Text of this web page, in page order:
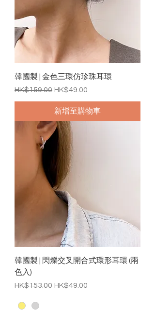
韓國製 | 金色三環仿珍珠耳環
一般價格
HK$159.00 促銷價格
HK$49.00
新增至購物車
韓國製 | 閃爍交叉開合式環形耳環 (兩
色入)
一般價格
HK$153.00 促銷價格
HK$49.00